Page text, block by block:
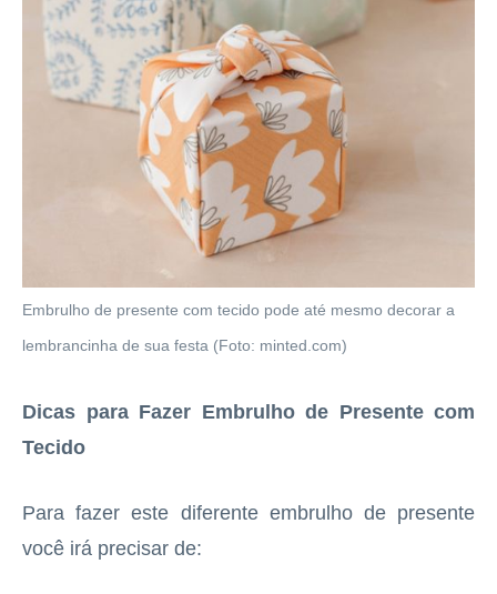
Embrulho de presente com tecido pode até mesmo decorar a
lembrancinha de sua festa (Foto: minted.com)
Dicas para Fazer Embrulho de Presente com
Tecido
Para fazer este diferente embrulho de presente
você irá precisar de: